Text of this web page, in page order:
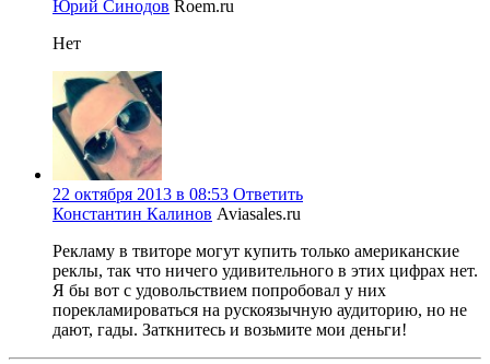
Юрий Синодов Roem.ru
Нет
22 октября 2013 в 08:53 Ответить
Константин Калинов Aviasales.ru
Рекламу в твиторе могут купить только американские
реклы, так что ничего удивительного в этих цифрах нет.
Я бы вот с удовольствием попробовал у них
порекламироваться на рускоязычную аудиторию, но не
дают, гады. Заткнитесь и возьмите мои деньги!